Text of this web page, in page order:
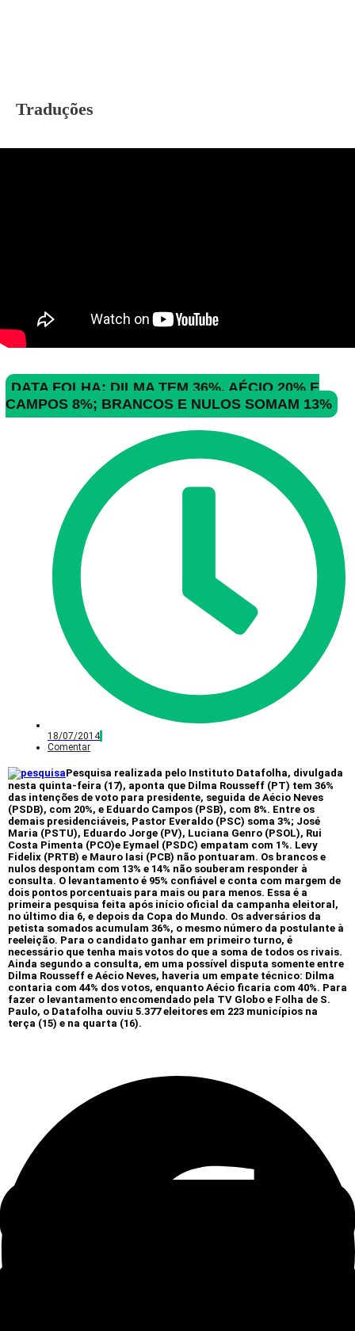
Traduções
DATA FOLHA: DILMA TEM 36%, AÉCIO 20% E
CAMPOS 8%; BRANCOS E NULOS SOMAM 13%
18/07/2014
Comentar
Pesquisa realizada pelo Instituto Datafolha, divulgada
nesta quinta-feira (17), aponta que Dilma Rousseff (PT) tem 36%
das intenções de voto para presidente, seguida de Aécio Neves
(PSDB), com 20%, e Eduardo Campos (PSB), com 8%. Entre os
demais presidenciáveis, Pastor Everaldo (PSC) soma 3%; José
Maria (PSTU), Eduardo Jorge (PV), Luciana Genro (PSOL), Rui
Costa Pimenta (PCO)e Eymael (PSDC) empatam com 1%. Levy
Fidelix (PRTB) e Mauro Iasi (PCB) não pontuaram. Os brancos e
nulos despontam com 13% e 14% não souberam responder à
consulta. O levantamento é 95% confiável e conta com margem de
dois pontos porcentuais para mais ou para menos. Essa é a
primeira pesquisa feita após início oficial da campanha eleitoral,
no último dia 6, e depois da Copa do Mundo. Os adversários da
petista somados acumulam 36%, o mesmo número da postulante à
reeleição. Para o candidato ganhar em primeiro turno, é
necessário que tenha mais votos do que a soma de todos os rivais.
Ainda segundo a consulta, em uma possível disputa somente entre
Dilma Rousseff e Aécio Neves, haveria um empate técnico: Dilma
contaria com 44% dos votos, enquanto Aécio ficaria com 40%. Para
fazer o levantamento encomendado pela TV Globo e Folha de S.
Paulo, o Datafolha ouviu 5.377 eleitores em 223 municípios na
terça (15) e na quarta (16).